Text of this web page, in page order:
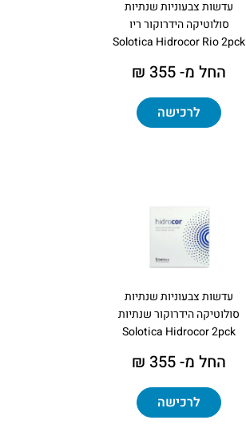
עדשות צבעוניות שנתיות
סולוטיקה הידרוקור ריו
Solotica Hidrocor Rio 2pck
החל מ- 355 ₪
לרכישה
עדשות צבעוניות שנתיות
סולוטיקה הידרוקור שנתיות
Solotica Hidrocor 2pck
החל מ- 355 ₪
לרכישה